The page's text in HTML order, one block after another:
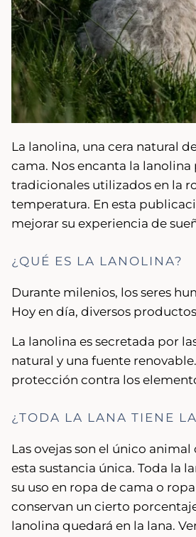
La lanolina, una cera natural
cama. Nos encanta la
tradicionales utilizados en la
temperatura. En esta
mejorar su experiencia de
¿QUÉ ES LA LANOLINA?
Durante milenios, los seres
Hoy en día, diversos
La lanolina es secretada por
natural y una fuente
protección contra los
¿TODA LA LANA TIENE
Las ovejas son el único
esta sustancia única. Toda la
su uso en ropa de cama o
conservan un cierto
lanolina quedará en la lana.